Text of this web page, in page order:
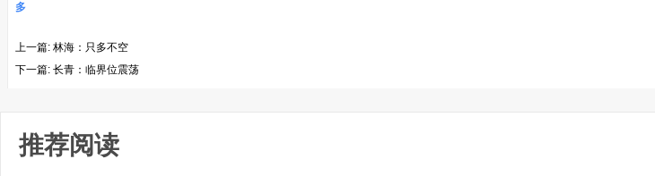
多
上一篇: 林海：只多不空
下一篇: 长青：临界位震荡
推荐阅读